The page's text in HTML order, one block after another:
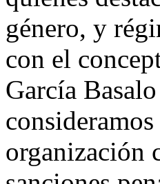
género, y
con el
García
organización